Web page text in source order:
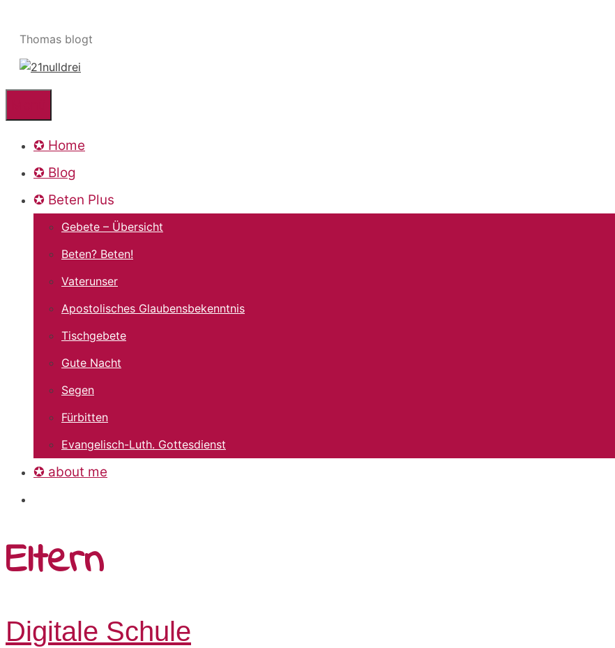
springen
Thomas blogt
✪ Home
✪ Blog
✪ Beten Plus
Gebete – Übersicht
Beten? Beten!
Vaterunser
Apostolisches Glaubensbekenntnis
Tischgebete
Gute Nacht
Segen
Fürbitten
Evangelisch-Luth. Gottesdienst
✪ about me
Eltern
Digitale Schule